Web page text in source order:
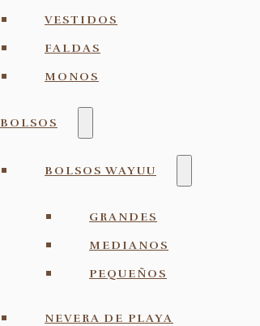
VESTIDOS
FALDAS
MONOS
BOLSOS
BOLSOS WAYUU
GRANDES
MEDIANOS
PEQUEÑOS
NEVERA DE PLAYA